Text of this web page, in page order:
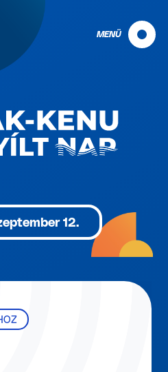
MENÜ
12.